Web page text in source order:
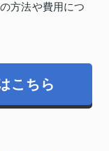
方法や費用につ
こちら